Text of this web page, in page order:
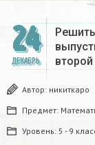
24
ДЕКАБРЬ
Автор: никиткаро
Предмет:
Уровень: 5 - 9